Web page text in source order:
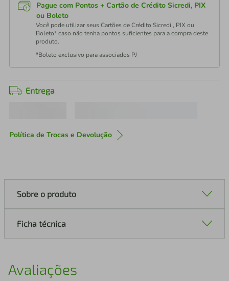
Pague com Pontos + Cartão de Crédito Sicredi, PIX
ou Boleto
Você pode utilizar seus Cartões de Crédito Sicredi , PIX ou
Boleto* caso não tenha pontos suficientes para a compra deste
produto.
*Boleto exclusivo para associados PJ
Entrega
Política de Trocas e Devolução
Sobre o produto
Ficha técnica
Avaliações